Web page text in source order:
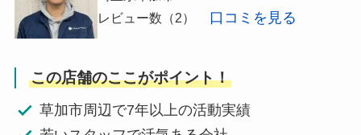
レビュー数（2）
口コミを見る
この店舗のここがポイント！
草加市周辺で7年以上の活動実績